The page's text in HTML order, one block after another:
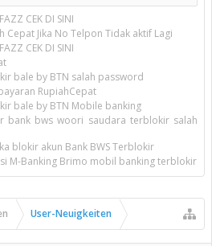
CEK DI SINI
Cepat Jika No Telpon Tidak aktif Lagi
CEK DI SINI
bale by BTN salah password
RupiahCepat
bale by BTN Mobile banking
bank bws woori saudara terblokir salah
blokir akun Bank BWS Terblokir
M-Banking Brimo mobil banking terblokir
User-Neuigkeiten